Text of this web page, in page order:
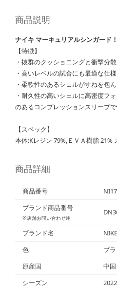
商品説明
ナイキ マーキュリアルシンガード！
【特徴】
・抜群のクッショニングと衝撃分
・高いレベルの試合にも最適な仕様
・柔軟性のあるシェルがすねを包
・耐久性の高いシェルに高密度フ
のあるコンプレッションスリーブで
【スペック】
本体:Kレジン 79%,ＥＶＡ樹脂 21%
商品詳細
商品番号
ブランド商品番号
※店舗お問い合わせ用
ブランド名 NIKE
色
ブ
原産国
中国
シーズン